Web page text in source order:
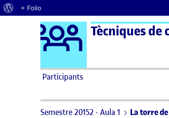
Quant al WordPress
+ Folio
Saltar al contingut Logo Ágora
Tècniques de
Participants
Semestre 20152 - Aula 1 La torre de